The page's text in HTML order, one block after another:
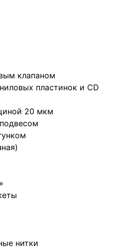
клапаном
пластинок и CD
20 мкм
нитки